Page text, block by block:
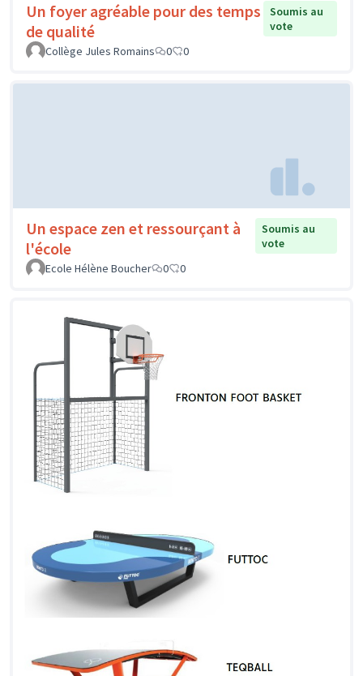
Un foyer agréable pour des temps
de qualité
Soumis au
vote
Collège Jules Romains
0 0
Un espace zen et ressourçant à
l'école
Soumis au
vote
Ecole Hélène Boucher
0 0